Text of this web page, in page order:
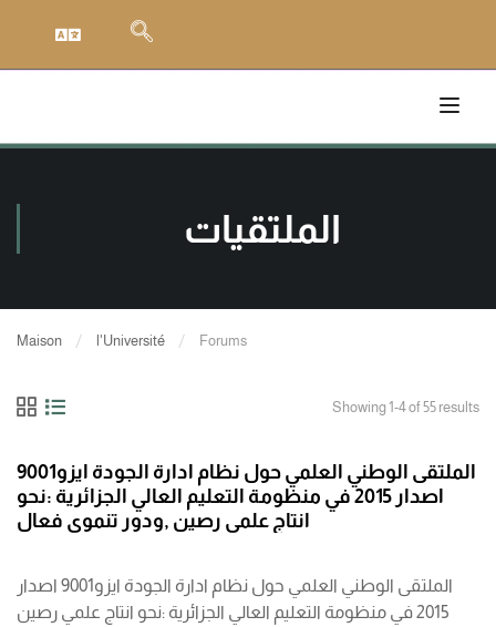
الملتقيات
Maison l'Université Forums
Showing 1-4 of 55 results
الملتقى الوطني العلمي حول نظام ادارة الجودة ايزو9001
اصدار 2015 في منظومة التعليم العالي الجزائرية :نحو
الملتقى الوطني العلمي حول نظام ادارة الجودة ايزو9001 اصدار
2015 في منظومة التعليم العالي الجزائرية :نحو انتاج علمي رصين